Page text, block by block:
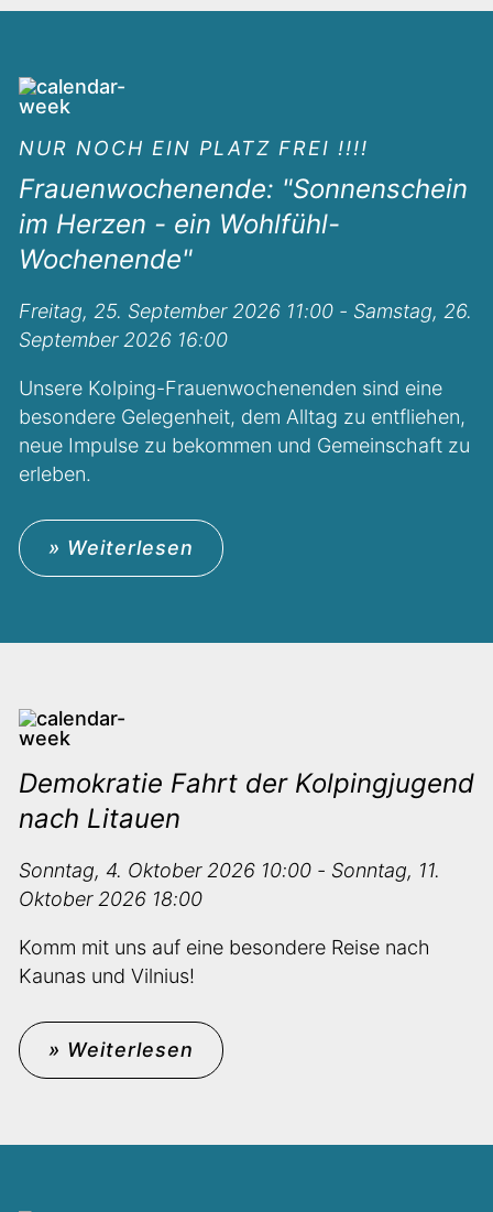
NUR NOCH EIN PLATZ FREI !!!!
Frauenwochenende: "Sonnenschein
im Herzen - ein Wohlfühl-
Wochenende"
Freitag, 25. September 2026 11:00 - Samstag, 26.
September 2026 16:00
Unsere Kolping-Frauenwochenenden sind eine
besondere Gelegenheit, dem Alltag zu entfliehen,
neue Impulse zu bekommen und Gemeinschaft zu
erleben.
» Weiterlesen
Demokratie Fahrt der Kolpingjugend
nach Litauen
Sonntag, 4. Oktober 2026 10:00 - Sonntag, 11.
Oktober 2026 18:00
Komm mit uns auf eine besondere Reise nach
Kaunas und Vilnius!
» Weiterlesen